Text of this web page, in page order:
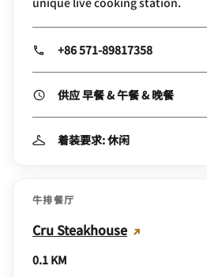
+86 571-89817358
供应 早餐 & 午餐 & 晚餐
着装要求: 休闲
牛排餐厅
Cru Steakhouse
0.1 KM